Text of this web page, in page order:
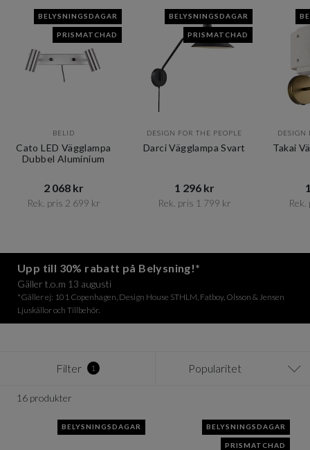
BELYSNINGSDAGAR
PRISMATCHAD
BELID
Cato LED Vägglampa
Dubbel Aluminium
2 068 kr​​
Rek. pris 2 699 kr​​
BELYSNINGSDAGAR
PRISMATCHAD
DESIGN FOR THE PEOPLE
Darci Vägglampa Svart
1 296 kr​​
Rek. pris 1 799 kr​​
DESIGN
Takai
Upp till 30% rabatt på Belysning!*
Gäller t.o.m 13 augusti
*Gäller ej: 101 Copenhagen, Design House STHLM, Fatboy, Olsson & Jensen
Ljuskällor och Tillbehör.
Filter 1 Popularitet
16 produkter
BELYSNINGSDAGAR BELYSNINGSDAGAR
PRISMATCHAD